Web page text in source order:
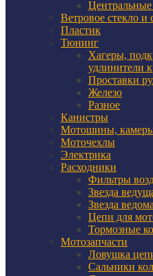
Ветровое стекло и
Пластик
Тюнинг
Хагеры,
удлинители
Проставки
Железо
Разное
Канистры
Мотошины,
Моточехлы
Электрика
Расходники
Фильтры
Звезда
Звезда
Цепи для
Тормозные
Мотозапчасти
Ловушка
Сальники